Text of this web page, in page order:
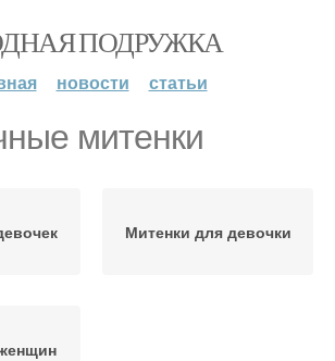
ПОДРУЖКА
новости статьи
митенки
Митенки для девочки